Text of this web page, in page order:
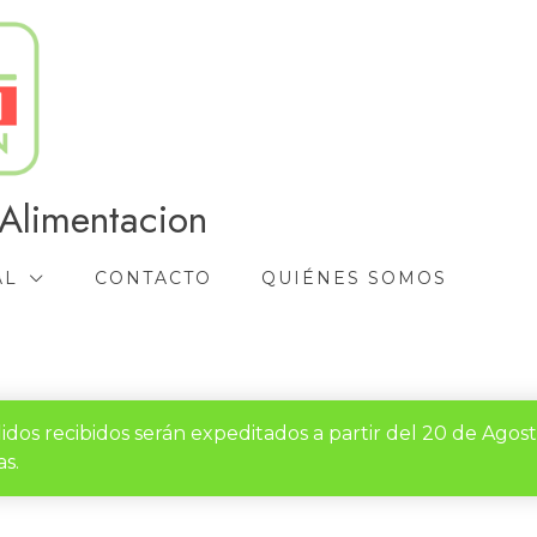
CONTACTO QUIÉNES SOMOS
recibidos serán expeditados a partir del 20 de